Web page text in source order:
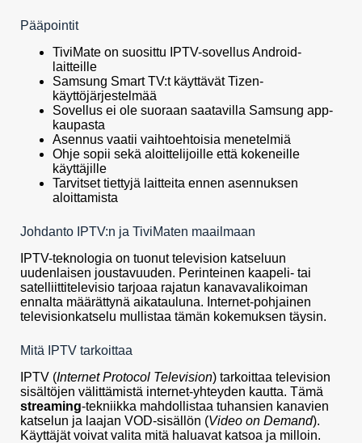
Pääpointit
TiviMate on suosittu IPTV-sovellus Android-
laitteille
Samsung Smart TV:t käyttävät Tizen-
käyttöjärjestelmää
Sovellus ei ole suoraan saatavilla Samsung app-
kaupasta
Asennus vaatii vaihtoehtoisia menetelmiä
Ohje sopii sekä aloittelijoille että kokeneille
käyttäjille
Tarvitset tiettyjä laitteita ennen asennuksen
aloittamista
Johdanto IPTV:n ja TiviMaten maailmaan
IPTV-teknologia on tuonut television katseluun
uudenlaisen joustavuuden. Perinteinen kaapeli- tai
satelliittitelevisio tarjoaa rajatun kanavavalikoiman
ennalta määrättynä aikatauluna. Internet-pohjainen
televisionkatselu mullistaa tämän kokemuksen täysin.
Mitä IPTV tarkoittaa
IPTV (Internet Protocol Television) tarkoittaa television
sisältöjen välittämistä internet-yhteyden kautta. Tämä
streaming-tekniikka mahdollistaa tuhansien kanavien
katselun ja laajan VOD-sisällön (Video on Demand).
Käyttäjät voivat valita mitä haluavat katsoa ja milloin.